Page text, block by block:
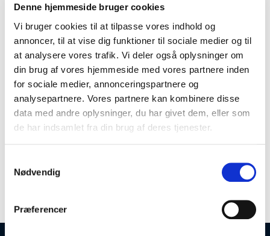
Denne hjemmeside bruger cookies
Vi bruger cookies til at tilpasse vores indhold og
annoncer, til at vise dig funktioner til sociale medier og til
at analysere vores trafik. Vi deler også oplysninger om
din brug af vores hjemmeside med vores partnere inden
for sociale medier, annonceringspartnere og
analysepartnere. Vores partnere kan kombinere disse
data med andre oplysninger, du har givet dem, eller som
de har indsamlet fra din brug af deres tjenester.
Nødvendig
Præferencer
kolli
Nivo er et innovativt nyt håndtag fra Selle Royal, designet til at
levere mærkets velkendte komfort i et karakteristisk design
inspireret af deres ikoniske sadler.
Udviklet til at give en gel-lignende fornemmelse, ergonomisk
holdbarhed.
Fast støtte
Den flade overflade giver ergonomisk håndledsposition og
Læs mere
Produktspecifikationer